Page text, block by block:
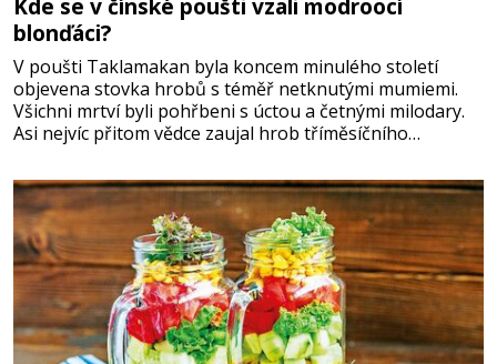
Kde se v čínské poušti vzali modroocí
blonďáci?
V poušti Taklamakan byla koncem minulého století
objevena stovka hrobů s téměř netknutými mumiemi.
Všichni mrtví byli pohřbeni s úctou a četnými milodary.
Asi nejvíc přitom vědce zaujal hrob tříměsíčního
blonďaté vlásky. Fakt, že jsou těla dávných lidí nesmírně
dobře zachovalá, přičítají odborníci zdejším klimatickým
podmínkám. Sucho, prosolené písky a extrémně